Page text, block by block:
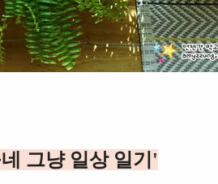
그냥 일상 일기'